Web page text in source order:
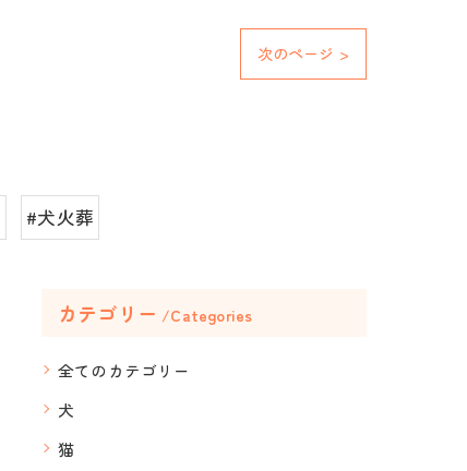
次のページ >
#犬火葬
カテゴリー Categories
全てのカテゴリー
犬
猫